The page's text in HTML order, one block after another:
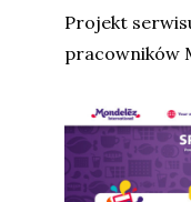
Projekt
pracowników